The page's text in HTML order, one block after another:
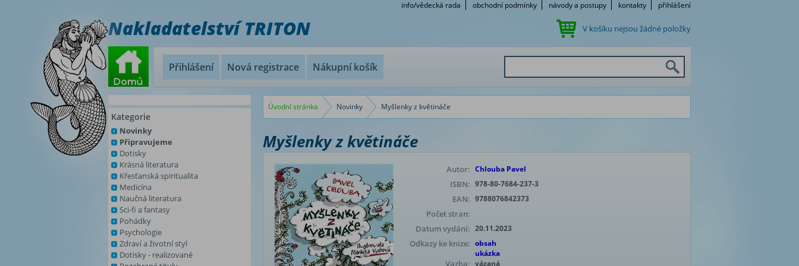
info/vědecká rada obchodní podmínky návody a postupy kontakty přihlášení
Nakladatelství TRITON V košíku nejsou žádné položky
Přihlášení Nová registrace Nákupní košík
Kategorie
Novinky
Připravujeme
Dotisky
Krásná literatura
Křesťanská spiritualita
Medicína
Naučná literatura
Sci-fi a fantasy
Pohádky
Psychologie
Zdraví a životní styl
Dotisky - realizované
Úvodní stránka Novinky Myšlenky z květináče
Myšlenky z květináče
Autor: Chlouba Pavel
ISBN: 978-80-7684-237-3
EAN: 9788076842373
Počet stran:
Datum vydání: 20.11.2023
Odkazy ke knize: obsah
ukázka
Vazba: vázaná